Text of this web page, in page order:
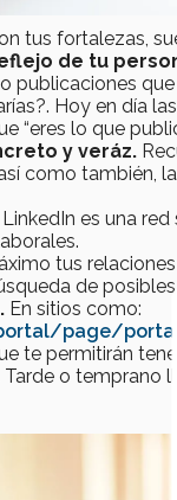
tus fortalezas,
de tu
publicaciones
Hoy en día
“eres lo que
y veráz.
como también,
LinkedIn es una
tus
de
En sitios como:
page/
te permitirán
o temprano